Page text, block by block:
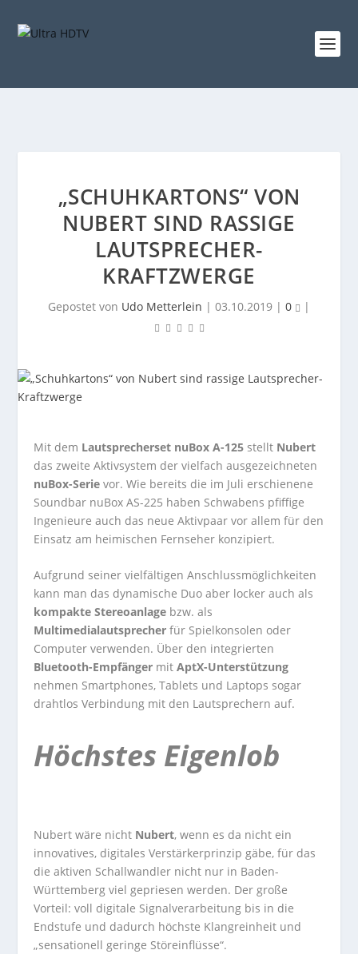
„SCHUHKARTONS“ VON
NUBERT SIND RASSIGE
LAUTSPRECHER-
KRAFTZWERGE
Gepostet von Udo Metterlein | 03.10.2019 | 0 |
Mit dem Lautsprecherset nuBox A-125 stellt Nubert
das zweite Aktivsystem der vielfach ausgezeichneten
nuBox-Serie vor. Wie bereits die im Juli erschienene
Soundbar nuBox AS-225 haben Schwabens pfiffige
Ingenieure auch das neue Aktivpaar vor allem für den
Einsatz am heimischen Fernseher konzipiert.
Aufgrund seiner vielfältigen Anschlussmöglichkeiten
kann man das dynamische Duo aber locker auch als
kompakte Stereoanlage bzw. als
Multimedialautsprecherfür Spielkonsolen oder
Computer verwenden. Über den integrierten
Bluetooth-Empfänger mitAptX-Unterstützung
nehmen Smartphones, Tablets und Laptops sogar
drahtlos Verbindung mit den Lautsprechern auf.
Höchstes Eigenlob
Nubert wäre nicht Nubert, wenn es da nicht ein
innovatives, digitales Verstärkerprinzip gäbe, für das
die aktiven Schallwandler nicht nur in Baden-
Württemberg viel gepriesen werden. Der große
Vorteil: voll digitale Signalverarbeitung bis in die
Endstufe und dadurch höchste Klangreinheit und
„sensationell geringe Störeinflüsse“.